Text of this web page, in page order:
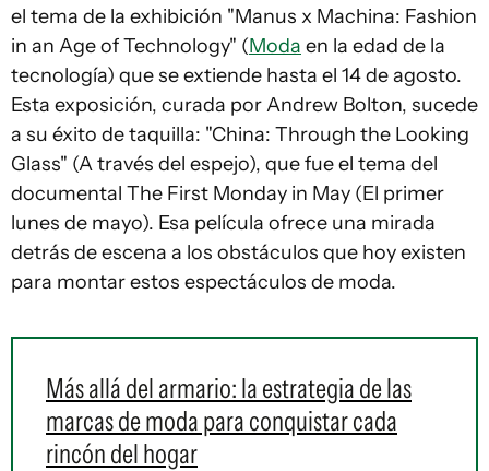
el tema de la exhibición "Manus x Machina: Fashion
in an Age of Technology" (Moda en la edad de la
tecnología) que se extiende hasta el 14 de agosto.
Esta exposición, curada por Andrew Bolton, sucede
a su éxito de taquilla: "China: Through the Looking
Glass" (A través del espejo), que fue el tema del
documental The First Monday in May (El primer
lunes de mayo). Esa película ofrece una mirada
detrás de escena a los obstáculos que hoy existen
para montar estos espectáculos de moda.
Más allá del armario: la estrategia de las
marcas de moda para conquistar cada
rincón del hogar